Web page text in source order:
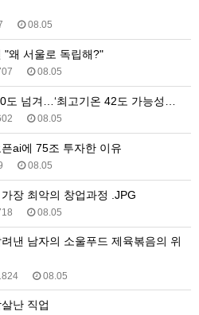
08.05
"왜 서울로 독립해?"
08.05
도 넘겨…‘최고기온 42도 가능성…
08.05
ai에 75조 투자한 이유
08.05
장 최악의 창업과정 .JPG
08.05
낸 남자의 소울푸드 제육볶음의 위
08.05
난 직업